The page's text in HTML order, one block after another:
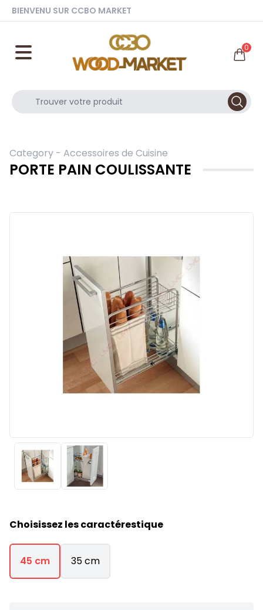
BIENVENU SUR CCBO MARKET
0
Category - Accessoires de Cuisine
PORTE PAIN COULISSANTE
Choisissez les caractérestique
45 cm 35 cm